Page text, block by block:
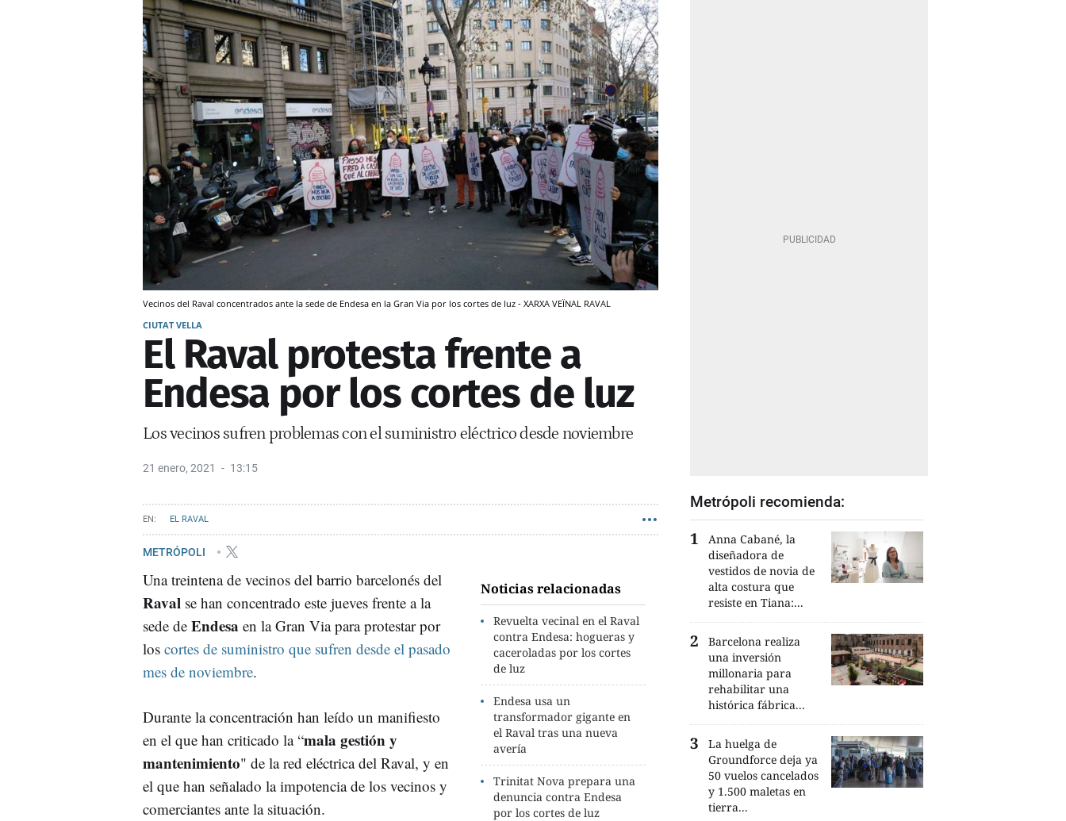
Vecinos del Raval concentrados ante la sede de Endesa en la Gran Via por los cortes de luz - XARXA VEÏNAL RAVAL
CIUTAT VELLA
El Raval protesta frente a
Endesa por los cortes de luz
Los vecinos sufren problemas con el suministro eléctrico desde noviembre
21 enero, 2021 13:15
EL RAVAL
METRÓPOLI
Noticias relacionadas
Revuelta vecinal en el Raval
contra Endesa: hogueras y
caceroladas por los cortes
de luz
Endesa usa un
transformador gigante en
el Raval tras una nueva
avería
Trinitat Nova prepara una
denuncia contra Endesa
por los cortes de luz
Una treintena de vecinos del barrio barcelonés del
Raval se han concentrado este jueves frente a la
sede de Endesa en la Gran Via para protestar por
los cortes de suministro que sufren desde el pasado
mes de noviembre.
Durante la concentración han leído un manifiesto
en el que han criticado la “mala gestión y
mantenimiento" de la red eléctrica del Raval, y en
el que han señalado la impotencia de los vecinos y
comerciantes ante la situación.
Metrópoli recomienda:
Anna Cabané, la
diseñadora de
vestidos de novia de
alta costura que
resiste en Tiana:...
Barcelona realiza
una inversión
millonaria para
rehabilitar una
histórica fábrica...
La huelga de
Groundforce deja ya
50 vuelos cancelados
y 1.500 maletas en
tierra...